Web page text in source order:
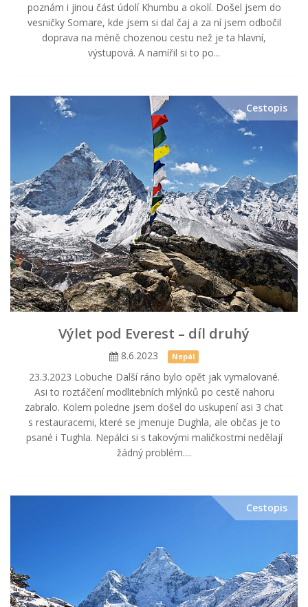
poznám i jinou část údolí Khumbu a okolí. Došel jsem do
vesničky Somare, kde jsem si dal čaj a za ní jsem odbočil
doprava na méně chozenou cestu než je ta hlavní,
výstupová. A namířil si to po...
Cestopis
Výlet pod Everest – díl druhý
8.6.2023 Nepál
23.3.2023 Lobuche Další ráno bylo opět jak vymalované.
Asi to roztáčení modlitebních mlýnků po cestě nahoru
zabralo. Kolem poledne jsem došel do uskupení asi 3 chat
s restauracemi, které se jmenuje Dughla, ale občas je to
psané i Tughla. Nepálci si s takovými maličkostmi nedělají
žádný problém....
Cestopis